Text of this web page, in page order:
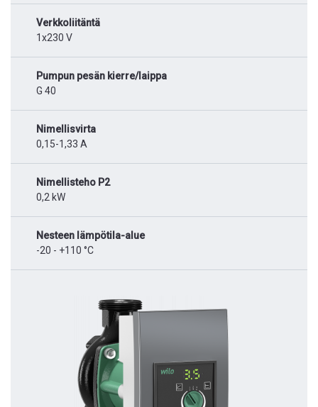
Verkkoliitäntä
1x230 V
Pumpun pesän kierre/laippa
G 40
Nimellisvirta
0,15-1,33 A
Nimellisteho P2
0,2 kW
Nesteen lämpötila-alue
-20 - +110 °C